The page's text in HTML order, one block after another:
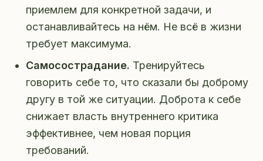
приемлем для конкретной задачи, и
останавливайтесь на нём. Не всё в жизни
требует максимума.
Самосострадание. Тренируйтесь
говорить себе то, что сказали бы доброму
другу в той же ситуации. Доброта к себе
снижает власть внутреннего критика
эффективнее, чем новая порция
требований.